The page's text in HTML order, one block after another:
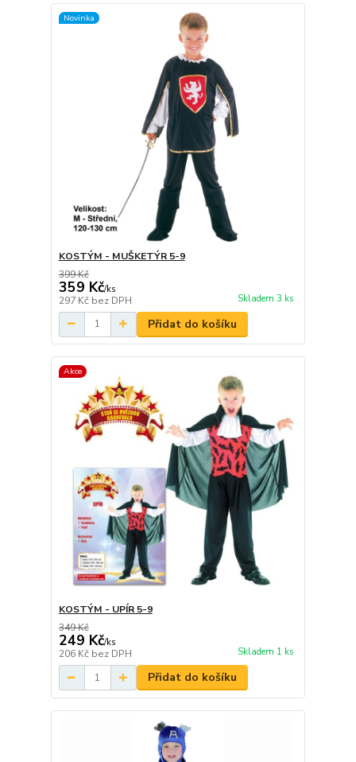
Novinka
KOSTÝM - MUŠKETÝR 5-9
399 Kč
359 Kč/ks
297 Kč bez DPH Skladem 3 ks
Přidat do košíku
Akce
KOSTÝM - UPÍR 5-9
349 Kč
249 Kč/ks
206 Kč bez DPH Skladem 1 ks
Přidat do košíku